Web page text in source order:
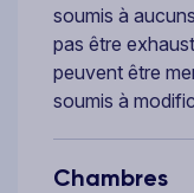
soumis à
pas être
peuvent être
soumis à
Chambres